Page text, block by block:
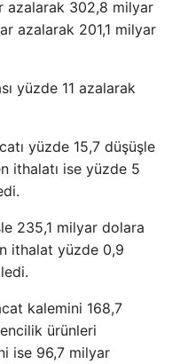
azalarak 302,8 milyar
azalarak 201,1 milyar
yüzde 11 azalarak
yüzde 15,7 düşüşle
ithalatı ise yüzde 5
235,1 milyar dolara
ithalat yüzde 0,9
kalemini 168,7
ürünleri
ise 96,7 milyar